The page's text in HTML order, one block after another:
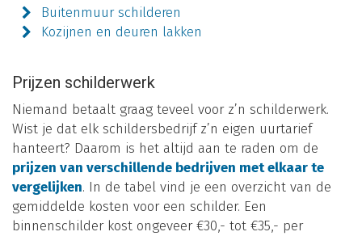
Buitenmuur schilderen
Kozijnen en deuren lakken
Prijzen schilderwerk
Niemand betaalt graag teveel voor z’n schilderwerk.
Wist je dat elk schildersbedrijf z’n eigen uurtarief
hanteert? Daarom is het altijd aan te raden om de
prijzen van verschillende bedrijven met elkaar te
vergelijken. In de tabel vind je een overzicht van de
gemiddelde kosten voor een schilder. Een
binnenschilder kost ongeveer €30,- tot €35,- per